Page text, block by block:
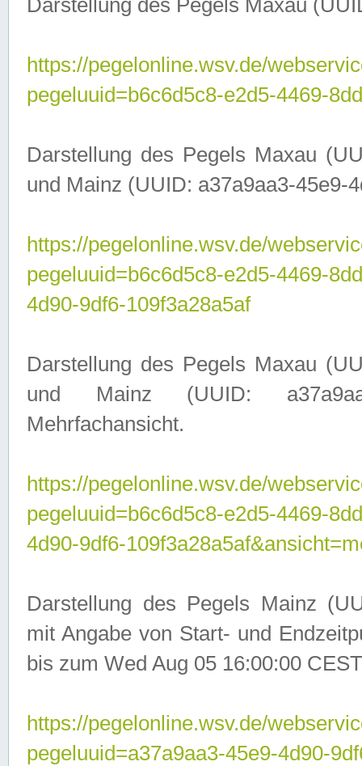
Darstellung des Pegels Maxau
https://pegelonline.wsv.de/
pegeluuid=b6c6d5c8-e2d5-4469-
Darstellung des Pegels Maxau
und Mainz (UUID: a37a9aa3-45e9-
https://pegelonline.wsv.de/
pegeluuid=b6c6d5c8-e2d5-4469-
4d90-9df6-109f3a28a5af
Darstellung des Pegels Maxau
und Mainz (UUID:
Mehrfachansicht.
https://pegelonline.wsv.de/
pegeluuid=b6c6d5c8-e2d5-4469-
4d90-9df6-
Darstellung des Pegels Mainz
mit Angabe von Start- und
bis zum Wed Aug 05 16:00:00
https://pegelonline.wsv.de/
pegeluuid=a37a9aa3-45e9-